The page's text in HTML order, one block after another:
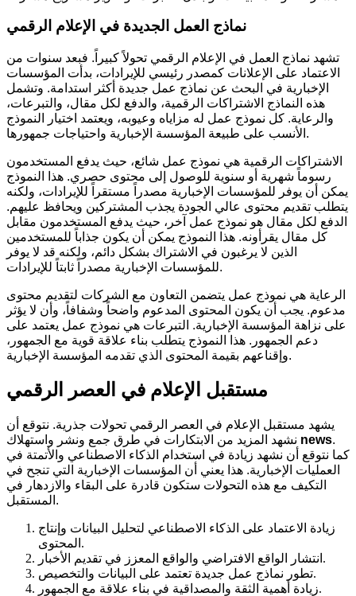
نماذج العمل الجديدة في الإعلام الرقمي
تشهد نماذج العمل في الإعلام الرقمي تحولاً كبيراً. فبعد سنوات من
الاعتماد على الإعلانات كمصدر رئيسي للإيرادات، بدأت المؤسسات
الإخبارية في البحث عن نماذج عمل جديدة أكثر استدامة. وتشمل
هذه النماذج الاشتراكات الرقمية، والدفع لكل مقال، والتبرعات،
والرعاية. كل نموذج عمل له مزاياه وعيوبه، ويعتمد اختيار النموذج
الأنسب على طبيعة المؤسسة الإخبارية واحتياجات جمهورها.
الاشتراكات الرقمية هي نموذج عمل شائع، حيث يدفع المستخدمون
رسوماً شهرية أو سنوية للوصول إلى محتوى حصري. هذا النموذج
يمكن أن يوفر للمؤسسات الإخبارية مصدراً مستقراً للإيرادات، ولكنه
يتطلب تقديم محتوى عالي الجودة يجذب المشتركين ويحافظ عليهم.
الدفع لكل مقال هو نموذج عمل آخر، حيث يدفع المستخدمون مقابل
كل مقال يقرأونه. هذا النموذج يمكن أن يكون جذاباً للمستخدمين
الذين لا يرغبون في الاشتراك بشكل دائم، ولكنه قد لا يوفر
للمؤسسات الإخبارية مصدراً ثابتاً للإيرادات.
الرعاية هي نموذج عمل يتضمن التعاون مع الشركات لتقديم محتوى
مدعوم. يجب أن يكون المحتوى المدعوم واضحاً وشفافاً، وأن لا يؤثر
على نزاهة المؤسسة الإخبارية. التبرعات هي نموذج عمل يعتمد على
دعم الجمهور. هذا النموذج يتطلب بناء علاقة قوية مع الجمهور،
وإقناعهم بقيمة المحتوى الذي تقدمه المؤسسة الإخبارية.
مستقبل الإعلام في العصر الرقمي
يشهد مستقبل الإعلام في العصر الرقمي تحولات جذرية. نتوقع أن
news.
كما نتوقع أن نشهد زيادة في استخدام الذكاء الاصطناعي والأتمتة في
العمليات الإخبارية. هذا يعني أن المؤسسات الإخبارية التي تنجح في
التكيف مع هذه التحولات ستكون قادرة على البقاء والازدهار في
المستقبل.
زيادة الاعتماد على الذكاء الاصطناعي لتحليل البيانات وإنتاج
المحتوى.
انتشار الواقع الافتراضي والواقع المعزز في تقديم الأخبار.
تطور نماذج عمل جديدة تعتمد على البيانات والتخصيص.
زيادة أهمية الثقة والمصداقية في بناء علاقة مع الجمهور.